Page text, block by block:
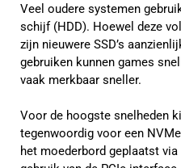
Veel oudere systemen
schijf (HDD). Hoewel deze
zijn nieuwere SSD’s
gebruiken kunnen games
vaak merkbaar sneller.
Voor de hoogste snelheden
tegenwoordig voor een
het moederbord geplaatst